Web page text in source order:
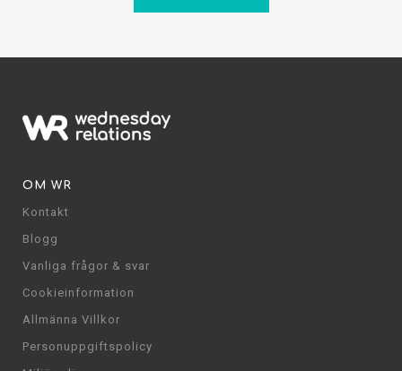
OM WR
Kontakt
Blogg
Vanliga frågor & svar
Cookieinformation
Allmänna Villkor
Personuppgiftspolicy